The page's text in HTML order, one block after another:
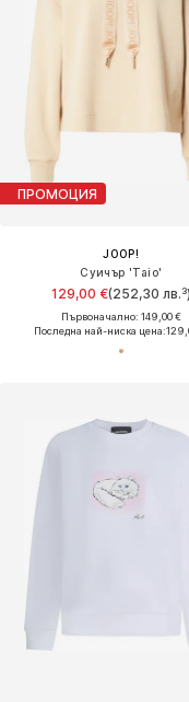
ПРОМОЦИЯ
JOOP!
Суичър 'Taio'
129,00 €(252,30 лв.³)
Първоначално: 149,00 €
Последна най-ниска цена: